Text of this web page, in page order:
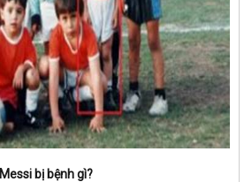
Messi bị bệnh gì?